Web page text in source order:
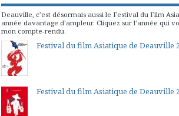
Deauville, c'est désormais aussi le Festival du Film
année davantage d'ampleur. Cliquez sur l'année qui
mon compte-rendu.
Festival du film Asiatique de Deauville
Festival du film Asiatique de Deauville